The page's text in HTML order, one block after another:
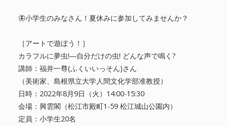
🦋小学生のみなさん！夏休みに参加してみませんか？
［アートで遊ぼう！］
カラフルに夢虫!―自分だけの虫! どんな声で鳴く?
講師：福井一尊(ふくいいっそん)さん
（美術家、島根県立大学人間文化学部准教授）
日時：2022年8月9日（火）14:00-15:30
会場：興雲閣（松江市殿町1-59 松江城山公園内）
定員：小学生20名